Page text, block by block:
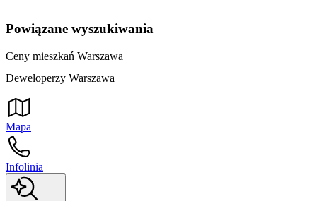
Powiązane wyszukiwania
Ceny mieszkań Warszawa
Deweloperzy Warszawa
Mapa
Infolinia